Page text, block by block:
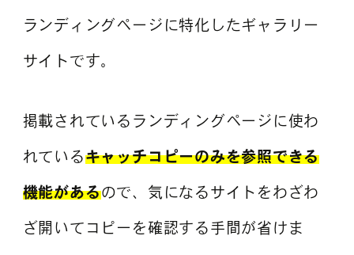
ランディングページに特化したギャラリー
サイトです。
掲載されているランディングページに使わ
れているキャッチコピーのみを参照できる
機能があるので、気になるサイトをわざわ
ざ開いてコピーを確認する手間が省けま